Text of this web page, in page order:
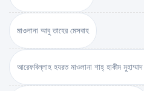
মাওলানা আবু তাহের মেসবাহ
আরেফবিল্লাহ হযরত মাওলানা শাহ্ হাকীম